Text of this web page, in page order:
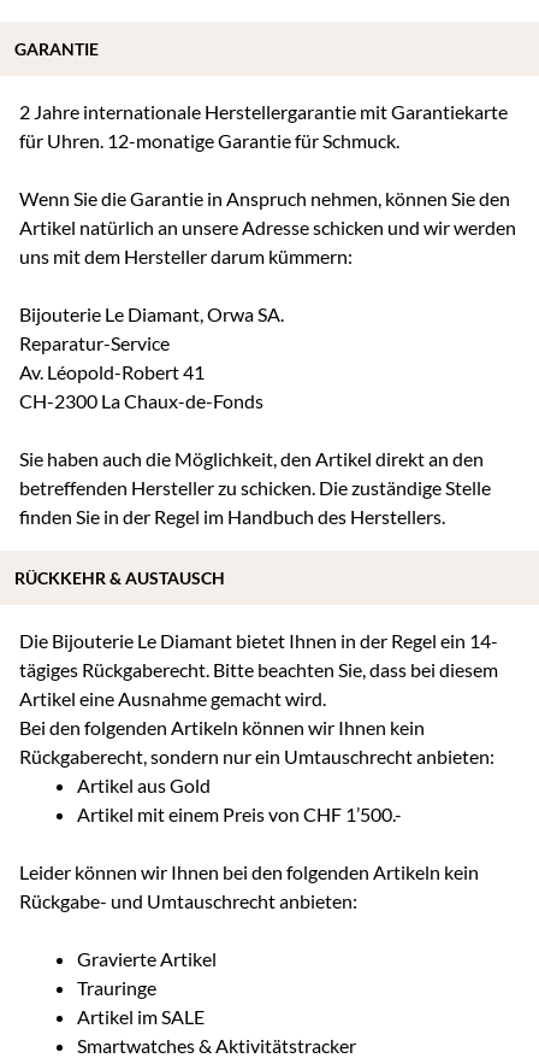
2 Jahre internationale Herstellergarantie mit Garantiekarte
für Uhren. 12-monatige Garantie für Schmuck.
Wenn Sie die Garantie in Anspruch nehmen, können Sie den
Artikel natürlich an unsere Adresse schicken und wir werden
uns mit dem Hersteller darum kümmern:
Bijouterie Le Diamant, Orwa SA.
Reparatur-Service
Av. Léopold-Robert 41
CH-2300 La Chaux-de-Fonds
Sie haben auch die Möglichkeit, den Artikel direkt an den
betreffenden Hersteller zu schicken. Die zuständige Stelle
finden Sie in der Regel im Handbuch des Herstellers.
Die Bijouterie Le Diamant bietet Ihnen in der Regel ein 14-
tägiges Rückgaberecht. Bitte beachten Sie, dass bei diesem
Artikel eine Ausnahme gemacht wird.
Bei den folgenden Artikeln können wir Ihnen kein
Rückgaberecht, sondern nur ein Umtauschrecht anbieten:
Artikel aus Gold
Artikel mit einem Preis von CHF 1’500.-
Leider können wir Ihnen bei den folgenden Artikeln kein
Rückgabe- und Umtauschrecht anbieten:
Gravierte Artikel
Trauringe
Artikel im SALE
Smartwatches & Aktivitätstracker
GARANTIE
RÜCKKEHR & AUSTAUSCH